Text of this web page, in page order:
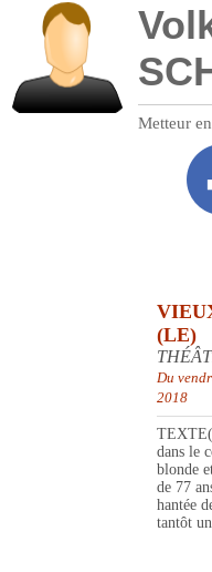
Metteur
(LE)
Du
2018
dans le
blonde
de 77
hantée
tantôt